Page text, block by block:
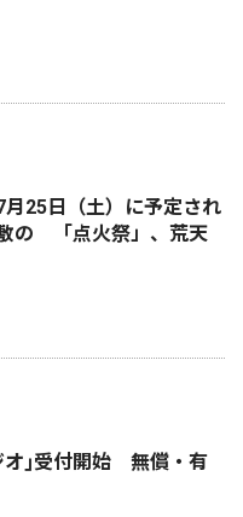
月25日（土）に予定され
の 「点火祭」、荒天
｣受付開始 無償・有